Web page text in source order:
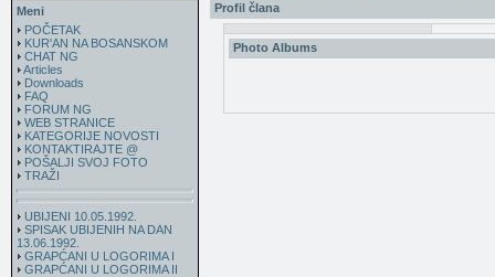
Meni
POČETAK
KUR'AN NA BOSANSKOM
CHAT NG
Articles
Downloads
FAQ
FORUM NG
WEB STRANICE
KATEGORIJE NOVOSTI
KONTAKTIRAJTE @
POŠALJI SVOJ FOTO
TRAŽI
UBIJENI 10.05.1992.
SPISAK UBIJENIH NA DAN
13.06.1992.
GRAPĆANI U LOGORIMA I
GRAPĆANI U LOGORIMA II
Profil člana
Photo Albums